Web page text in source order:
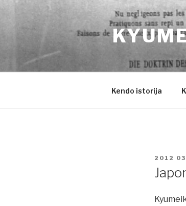
Kendo istorija
2012 03